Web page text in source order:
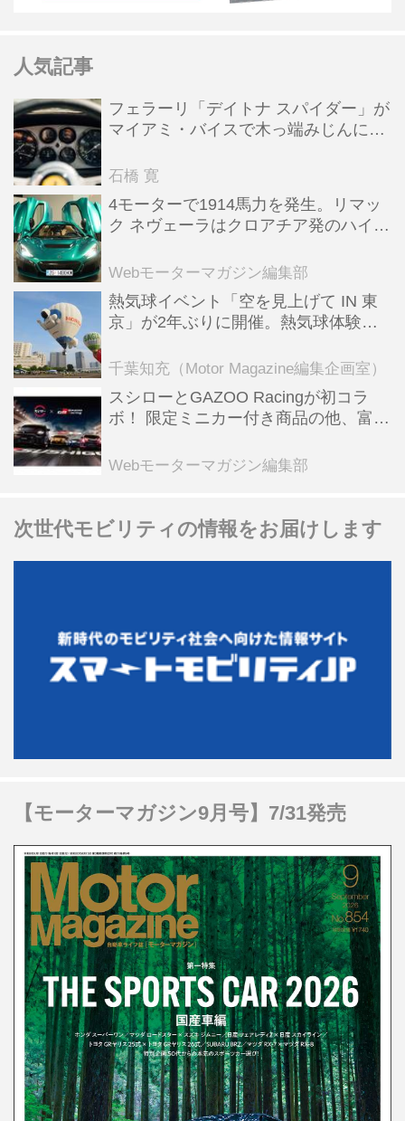
人気記事
フェラーリ「デイトナ スパイダー」が
マイアミ・バイスで木っ端みじんにな
石橋 寛
4モーターで1914馬力を発生。リマッ
ク ネヴェーラはクロアチア発のハイパ
全版／115】
Webモーターマガジン編集部
熱気球イベント「空を見上げて IN 東
京」が2年ぶりに開催。熱気球体験搭
ンテンツも
千葉知充（Motor Magazine編集企画室）
スシローとGAZOO Racingが初コラ
ボ！ 限定ミニカー付き商品の他、富士
る抽選企画などを展開
Webモーターマガジン編集部
次世代モビリティの情報をお届けします
【モーターマガジン9月号】7/31発売